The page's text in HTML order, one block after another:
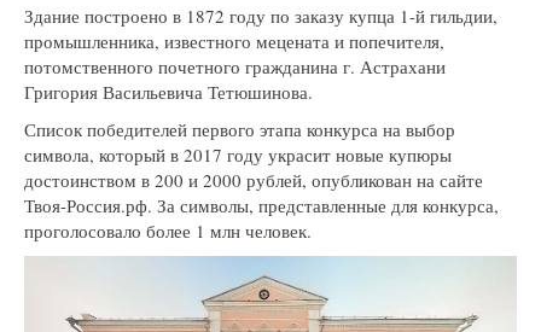
Здание построено в 1872 году по заказу купца 1-й гильдии,
промышленника, известного мецената и попечителя,
потомственного почетного гражданина г. Астрахани
Григория Васильевича Тетюшинова.
Список победителей первого этапа конкурса на выбор
символа, который в 2017 году украсит новые купюры
достоинством в 200 и 2000 рублей, опубликован на сайте
Твоя-Россия.рф. За символы, представленные для конкурса,
проголосовало более 1 млн человек.